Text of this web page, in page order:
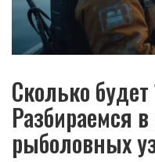
Сколько
Разбираемся
рыболовных